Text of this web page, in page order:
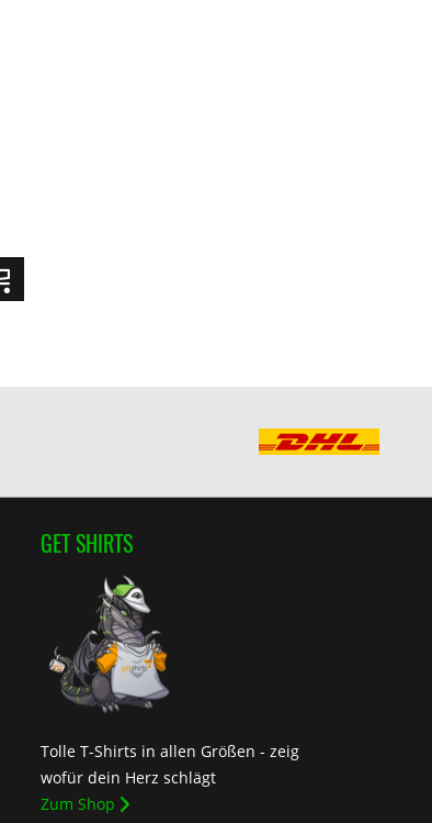
GET SHIRTS
Tolle T-Shirts in allen Größen - zeig
wofür dein Herz schlägt
Zum Shop